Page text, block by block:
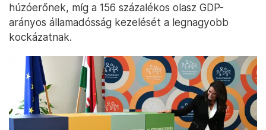
húzóerőnek, míg a 156 százalékos olasz GDP-
arányos államadósság kezelését a legnagyobb
kockázatnak.